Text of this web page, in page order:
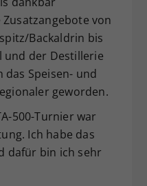
von
Backaldrin bis
und der Destillerie
Speisen- und
geworden.
500-Turnier war
Ich habe das
dafür bin ich sehr